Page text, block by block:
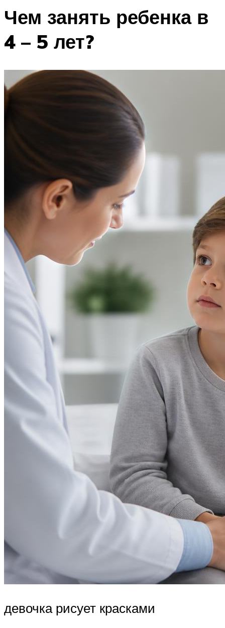
Чем занять ребенка в
4 – 5 лет?
девочка рисует красками